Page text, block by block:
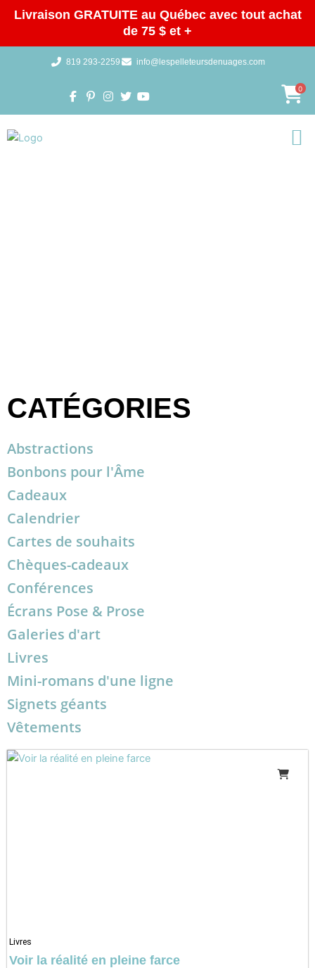
AllerLivraison GRATUITE au Québec avec tout achat
de 75 $ et +
819 293-2259 info@lespelleteursdenuages.com
0
CATÉGORIES
Abstractions
Bonbons pour l'Âme
Cadeaux
Calendrier
Cartes de souhaits
Chèques-cadeaux
Conférences
Écrans Pose & Prose
Galeries d'art
Livres
Mini-romans d'une ligne
Signets géants
Vêtements
Livres
Voir la réalité en pleine farce